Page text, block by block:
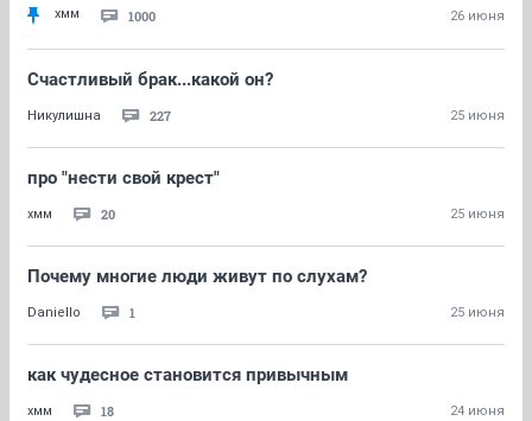
хмм 1000 26 июня
Счастливый брак...какой он?
Никулишна 227 25 июня
про "нести свой крест"
хмм 20 25 июня
Почему многие люди живут по слухам?
Daniello 1 25 июня
как чудесное становится привычным
хмм 18 24 июня